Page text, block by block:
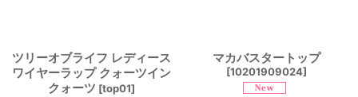
ツリーオブライフ レディース
ワイヤーラップ クォーツイン
クォーツ [top01]
マカバスタートップ
[10201909024]